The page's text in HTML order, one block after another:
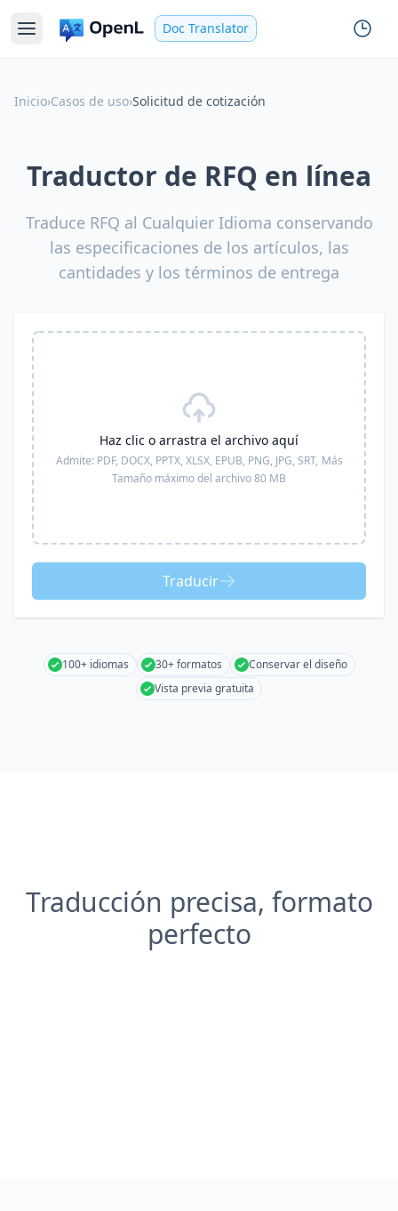
Doc Translator
Inicio›Casos de uso›Solicitud de cotización
Traductor de RFQ en línea
Traduce RFQ al Cualquier Idioma conservando
las especificaciones de los artículos, las
cantidades y los términos de entrega
Haz clic o arrastra el archivo aquí
Admite: PDF, DOCX, PPTX, XLSX, EPUB, PNG, JPG, SRT, Más
Tamaño máximo del archivo 80 MB
Traducir
100+ idiomas 30+ formatos
Conservar el diseño
Vista previa gratuita
Traducción precisa, formato
perfecto